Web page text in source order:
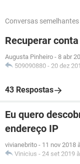
Conversas semelhantes
Recuperar
Augusta Pinheiro - 8 abr
509090880 - 20 dez
43 Respostas
Eu quero
endereço IP
vivianebrito - 11 nov 2018
Vinicius - 24 set 2019